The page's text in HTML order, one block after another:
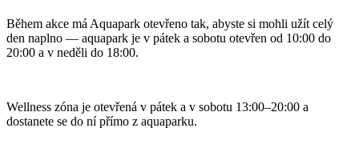
Během akce má Aquapark otevřeno tak, abyste si mohli užít celý
den naplno — aquapark je v pátek a sobotu otevřen od 10:00 do
20:00 a v neděli do 18:00.
Wellness zóna je otevřená v pátek a v sobotu 13:00–20:00 a
dostanete se do ní přímo z aquaparku.